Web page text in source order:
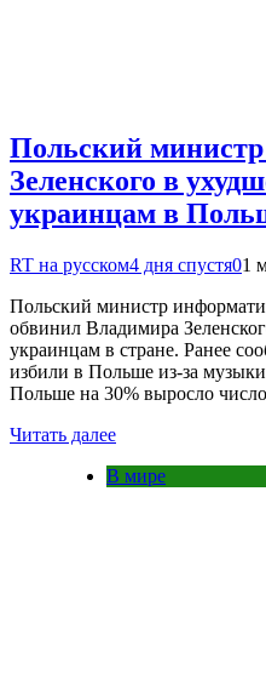
Польский
Зеленского в
украинцам в
RT на русском4 дня спустя01
Польский министр
обвинил Владимира
украинцам в стране. Ранее
избили в Польше из-за
Польше на 30% выросло
Читать далее
В мире